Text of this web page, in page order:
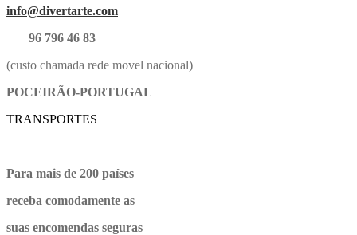
info@divertarte.com
96 796 46 83
(custo chamada rede movel nacional)
POCEIRÃO-PORTUGAL
TRANSPORTES
Para mais de 200 países
receba comodamente as
suas encomendas seguras